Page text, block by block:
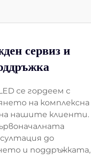
сервиз и
се гордеем с
на комплексна
нашите клиенти.
до
и поддръжката,